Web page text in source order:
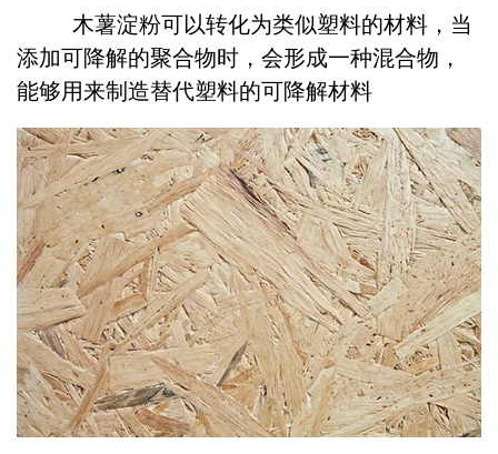
木薯淀粉可以转化为类似塑料的材料，当
添加可降解的聚合物时，会形成一种混合物，
能够用来制造替代塑料的可降解材料